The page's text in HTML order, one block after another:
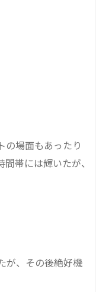
の場面もあったり
帯には輝いたが、
が、その後絶好機